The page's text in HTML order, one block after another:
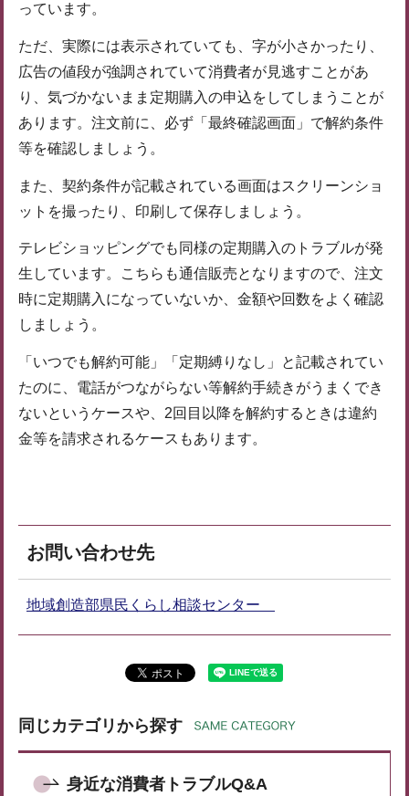
っています。
ただ、実際には表示されていても、字が小さかったり、
広告の値段が強調されていて消費者が見逃すことがあ
り、気づかないまま定期購入の申込をしてしまうことが
あります。注文前に、必ず「最終確認画面」で解約条件
等を確認しましょう。
また、契約条件が記載されている画面はスクリーンショ
ットを撮ったり、印刷して保存しましょう。
テレビショッピングでも同様の定期購入のトラブルが発
生しています。こちらも通信販売となりますので、注文
時に定期購入になっていないか、金額や回数をよく確認
しましょう。
「いつでも解約可能」「定期縛りなし」と記載されてい
たのに、電話がつながらない等解約手続きがうまくでき
ないというケースや、2回目以降を解約するときは違約
金等を請求されるケースもあります。
お問い合わせ先
地域創造部県民くらし相談センター
同じカテゴリから探す
身近な消費者トラブルQ&A